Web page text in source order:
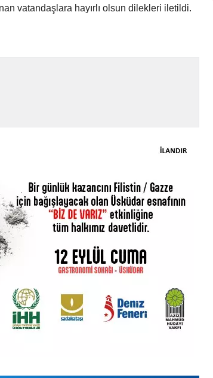
vatandaşlara hayırlı olsun dilekleri iletildi.